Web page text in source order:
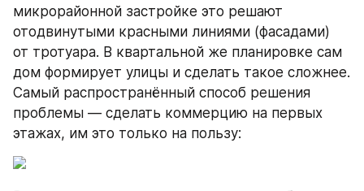
микрорайонной застройке это решают
отодвинутыми красными линиями (фасадами)
от тротуара. В квартальной же планировке сам
дом формирует улицы и сделать такое сложнее.
Самый распространённый способ решения
проблемы — сделать коммерцию на первых
этажах, им это только на пользу: